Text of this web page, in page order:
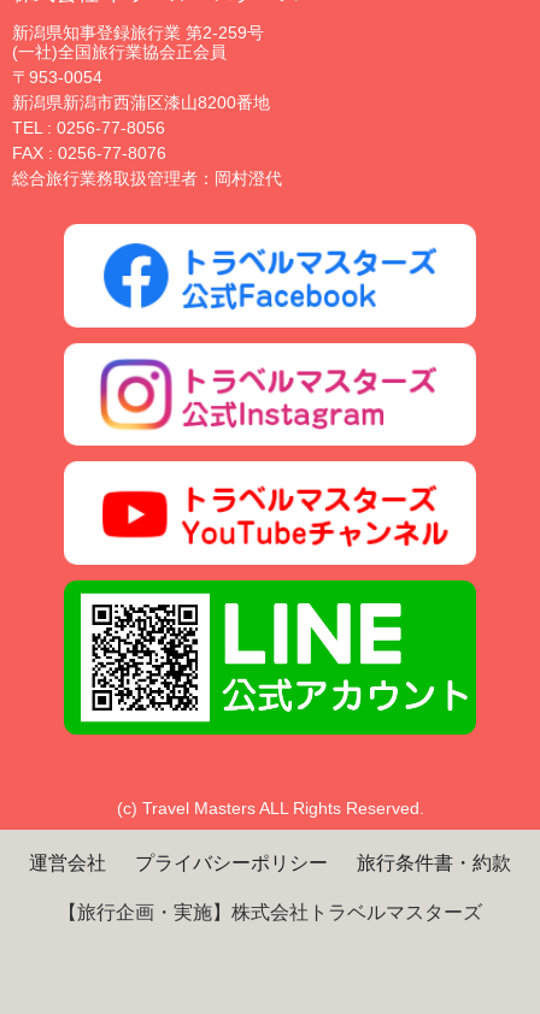
新潟県知事登録旅行業 第2-259号
(一社)全国旅行業協会正会員
〒953-0054
新潟県新潟市西蒲区漆山8200番地
TEL : 0256-77-8056
FAX : 0256-77-8076
総合旅行業務取扱管理者：岡村澄代
(c) Travel Masters ALL Rights Reserved.
運営会社 プライバシーポリシー 旅行条件書・約款
【旅行企画・実施】株式会社トラベルマスターズ